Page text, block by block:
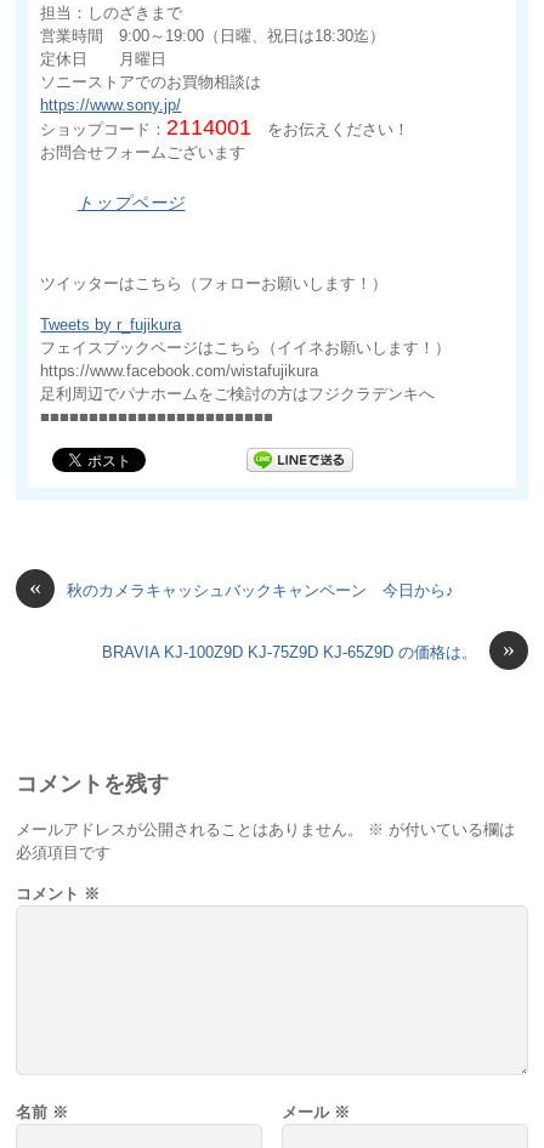
担当：しのざきまで
営業時間 9:00～19:00（日曜、祝日は18:30迄）
定休日 月曜日
ソニーストアでのお買物相談は
https://www.sony.jp/
ショップコード： 2114001 をお伝えください！
お問合せフォームございます
トップページ
ツイッターはこちら（フォローお願いします！）
Tweets by r_fujikura
フェイスブックページはこちら（イイネお願いします！）
https://www.facebook.com/wistafujikura
足利周辺でパナホームをご検討の方はフジクラデンキへ
■■■■■■■■■■■■■■■■■■■■■■■■
« 秋のカメラキャッシュバックキャンペーン 今日から♪
»
BRAVIA KJ-100Z9D KJ-75Z9D KJ-65Z9D の価格は。
コメントを残す
メールアドレスが公開されることはありません。 ※ が付いている欄は
必須項目です
コメント ※
名前 ※ メール ※